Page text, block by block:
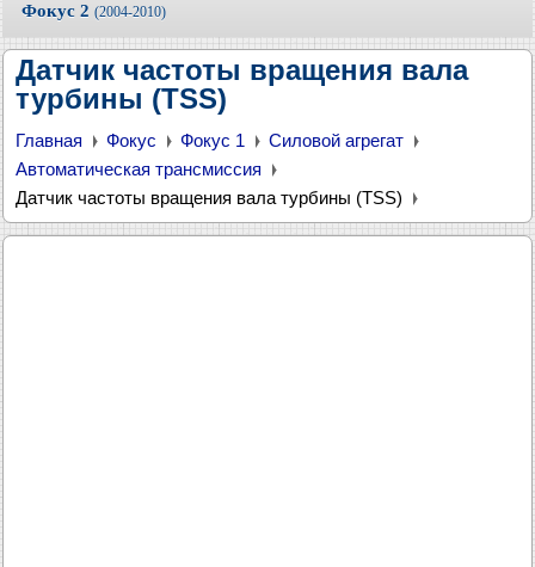
Фокус 2 (2004-2010)
Датчик частоты вращения вала
турбины (TSS)
Главная Фокус Фокус 1
Силовой агрегат
Автоматическая трансмиссия
Датчик частоты вращения вала турбины (TSS)